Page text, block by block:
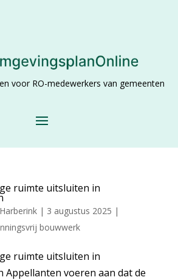
voor RO-medewerkers van gemeenten
ruimte uitsluiten in
| 3 augustus 2025 |
bouwwerk
ruimte uitsluiten in
Appellanten voeren aan dat de